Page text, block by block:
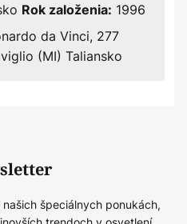
Rok založenia: 1996
da Vinci, 277
(MI) Taliansko
špeciálnych ponukách,